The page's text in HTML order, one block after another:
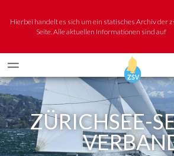
Hierbei handelt es sich um ein statisches Archiv der
Seite. Alle aktuellen Informationen sind auf
ZÜRICHSEE-